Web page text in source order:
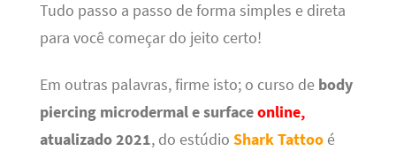
Tudo passo a passo de forma simples e direta
para você começar do jeito certo!
Em outras palavras, firme isto; o curso de body
piercing microdermal e surfaceonline,
atualizado 2021, do estúdio Shark Tattooé